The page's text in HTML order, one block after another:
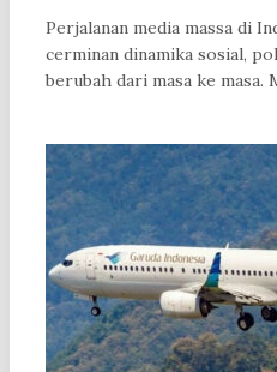
Perjalanan media massa di
cerminan dinamika sosial,
berubah dari masa ke masa.